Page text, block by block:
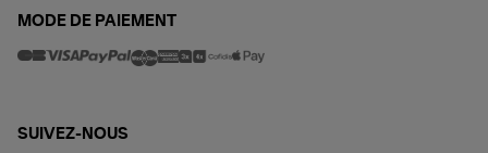
MODE DE PAIEMENT
SUIVEZ-NOUS